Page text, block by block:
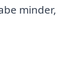
minder,